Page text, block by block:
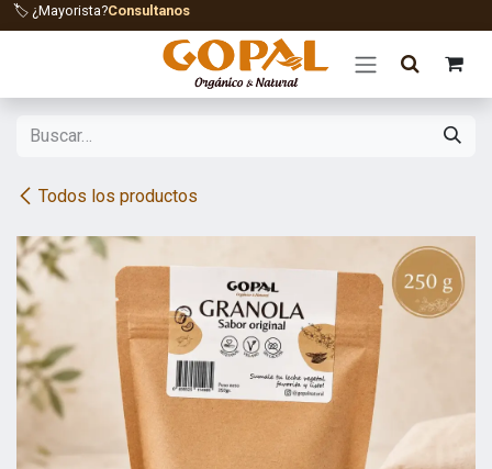
Ir al contenido
🏷️ ¿Mayorista?Consultanos
Todos los productos